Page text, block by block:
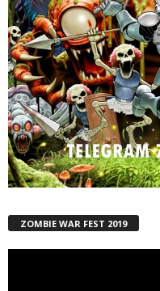
ZOMBIE WAR FEST 2019